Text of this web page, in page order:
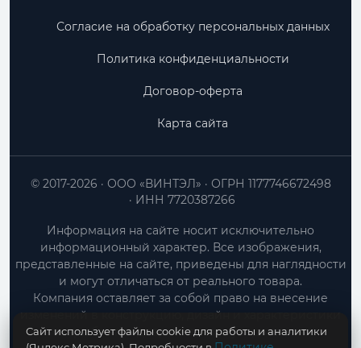
Согласие на обработку персональных данных
Политика конфиденциальности
Договор-оферта
Карта сайта
ООО «ВИНТЭЛ»
ОГРН 1177746672498
ИНН 7720387266
© 2017-2026
Информация на сайте носит исключительно
информационный характер. Все изображения,
представленные на сайте, приведены для наглядности
и могут отличаться от реального товара.
Компания оставляет за собой право на внесение
изменений в конструкцию, дизайн и характеристики
товара без предварительного уведомления.
Сайт использует файлы cookie для работы и аналитики